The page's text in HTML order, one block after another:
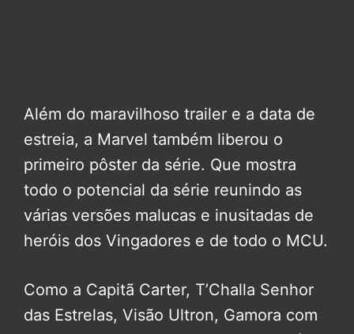
Além do maravilhoso trailer e a data de
estreia, a Marvel também liberou o
primeiro pôster da série. Que mostra
todo o potencial da série reunindo as
várias versões malucas e inusitadas de
heróis dos Vingadores e de todo o MCU.
Como a Capitã Carter, T’Challa Senhor
das Estrelas, Visão Ultron, Gamora com